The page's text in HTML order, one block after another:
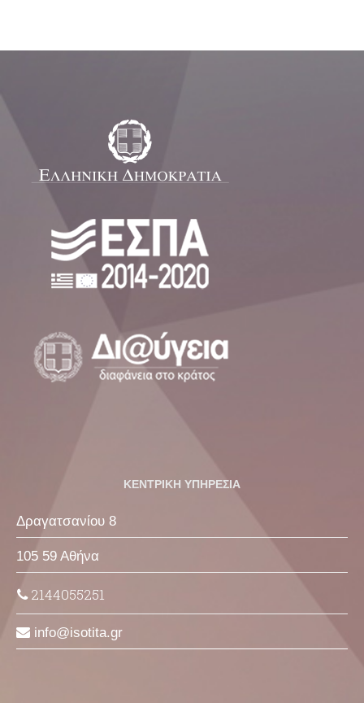
ΚΕΝΤΡΙΚΗ ΥΠΗΡΕΣΙΑ
Δραγατσανίου 8
105 59 Αθήνα
2144055251
info isotita gr